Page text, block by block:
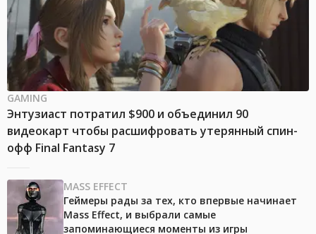
GAMING
Энтузиаст потратил $900 и объединил 90
видеокарт чтобы расшифровать утерянный спин-
офф Final Fantasy 7
MASS EFFECT
Геймеры рады за тех, кто впервые начинает
Mass Effect, и выбрали самые
запоминающиеся моменты из игры